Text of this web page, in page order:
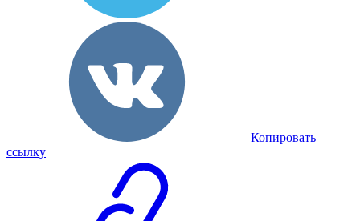
Копировать
ссылку